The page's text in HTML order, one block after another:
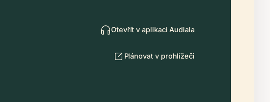
Otevřít v aplikaci Audiala
Plánovat v prohlížeči